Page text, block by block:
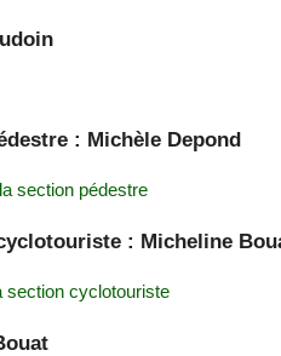
: Michèle Depond
section pédestre
: Micheline
section cyclotouriste